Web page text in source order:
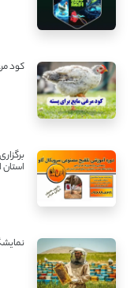
کود
استان